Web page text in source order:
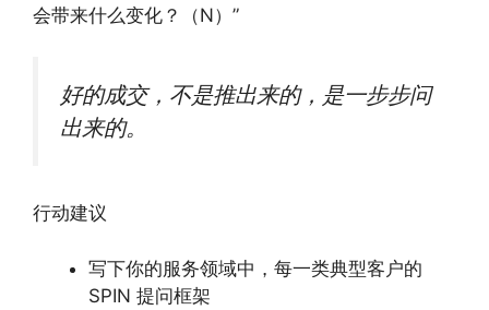
会带来什么变化？（N）”
好的成交，不是推出来的，是一步步问
出来的。
行动建议
写下你的服务领域中，每一类典型客户的
SPIN 提问框架